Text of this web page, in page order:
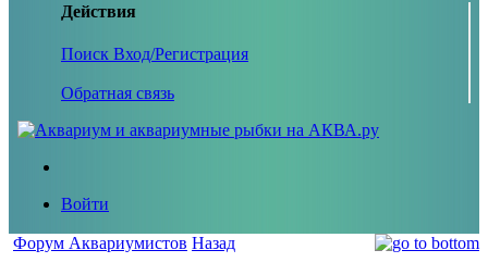
Действия
Поиск Вход/Регистрация
Обратная связь
Войти
Форум Аквариумистов Назад